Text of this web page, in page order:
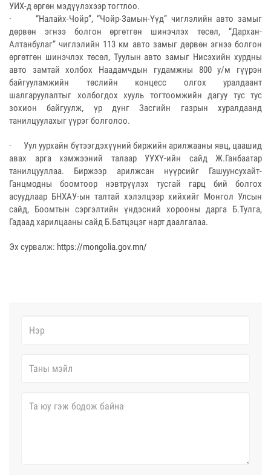
УИХ-д өргөн мэдүүлэхээр тогтлоо.
· “Налайх-Чойр”, “Чойр-Замын-Үүд” чиглэлийн авто замыг
дөрвөн эгнээ болгон өргөтгөн шинэчлэх төсөл, “Дархан-
Алтанбулаг” чиглэлийн 113 км авто замыг дөрвөн эгнээ болгон
өргөтгөн шинэчлэх төсөл, Туулын авто замыг Нисэхийн хурдны
авто замтай холбох Наадамчдын гудамжны 800 у/м гүүрэн
байгууламжийн төслийн концесс олгох уралдаант
шалгаруулалтыг холбогдох хууль тогтоомжийн дагуу тус тус
зохион байгуулж, үр дүнг Засгийн газрын хуралдаанд
танилцуулахыг үүрэг болголоо.
· Уул уурхайн бүтээгдэхүүний биржийн арилжааны явц, цаашид
авах арга хэмжээний талаар УУХҮ-ийн сайд Ж.Ганбаатар
танилцууллаа. Биржээр арилжсан нүүрсийг Гашуунсухайт-
Ганцмодны боомтоор нэвтрүүлэх тусгай гарц бий болгох
асуудлаар БНХАУ-ын талтай хэлэлцээр хийхийг Монгол Улсын
сайд, Боомтын сэргэлтийн үндэсний хорооны дарга Б.Тулга,
Гадаад харилцааны сайд Б.Батцэцэг нарт даалгалаа.
Эх сурвалж: https://mongolia.gov.mn/